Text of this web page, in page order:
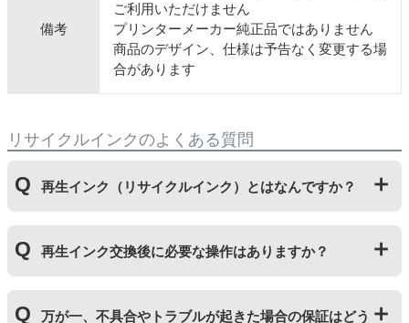
備考
ご利用いただけません
プリンターメーカー純正品ではありません
商品のデザイン、仕様は予告なく変更する場
合があります
リサイクルインクのよくある質問
再生インク（リサイクルインク）とはなんですか？
にて洗浄やインク充填をしたうえで、再度販売している
商品です。純正品に比べて、印刷代を節約することがで
再生インク交換後に必要な操作はありますか？
万が一、不具合やトラブルが起きた場合の保証はどう